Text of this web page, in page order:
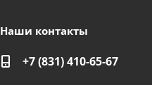
Наши контакты
+7 (831) 410-65-67